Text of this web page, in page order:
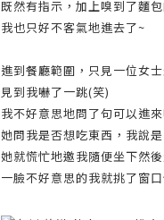
既然有指示，加上嗅到了麵包
我也只好不客氣地進去了~
進到餐廳範圍，只見一位女
見到我嚇了一跳(笑)
我不好意思地問了句可以進來
她問我是否想吃東西，我說是
她就慌忙地邀我隨便坐下然
一臉不好意思的我就挑了窗